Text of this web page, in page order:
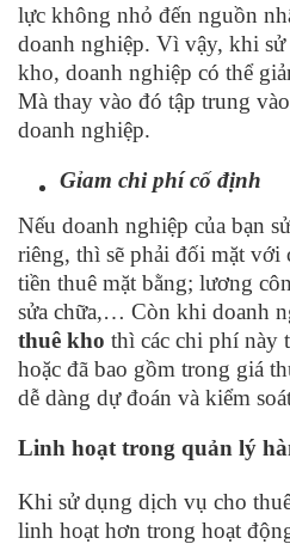
lực không nhỏ đến nguồn
doanh nghiệp. Vì vậy, khi
kho, doanh nghiệp có thể
Mà thay vào đó tập trung
doanh nghiệp.
Gỉam chi phí cố định
Nếu doanh nghiệp của bạn
riêng, thì sẽ phải đối mặt với
tiền thuê mặt bằng; lương
sửa chữa,… Còn khi doanh
thuê kho thì các chi phí này
hoặc đã bao gồm trong giá
dễ dàng dự đoán và kiểm
Linh hoạt trong quản lý
Khi sử dụng dịch vụ cho
linh hoạt hơn trong hoạt